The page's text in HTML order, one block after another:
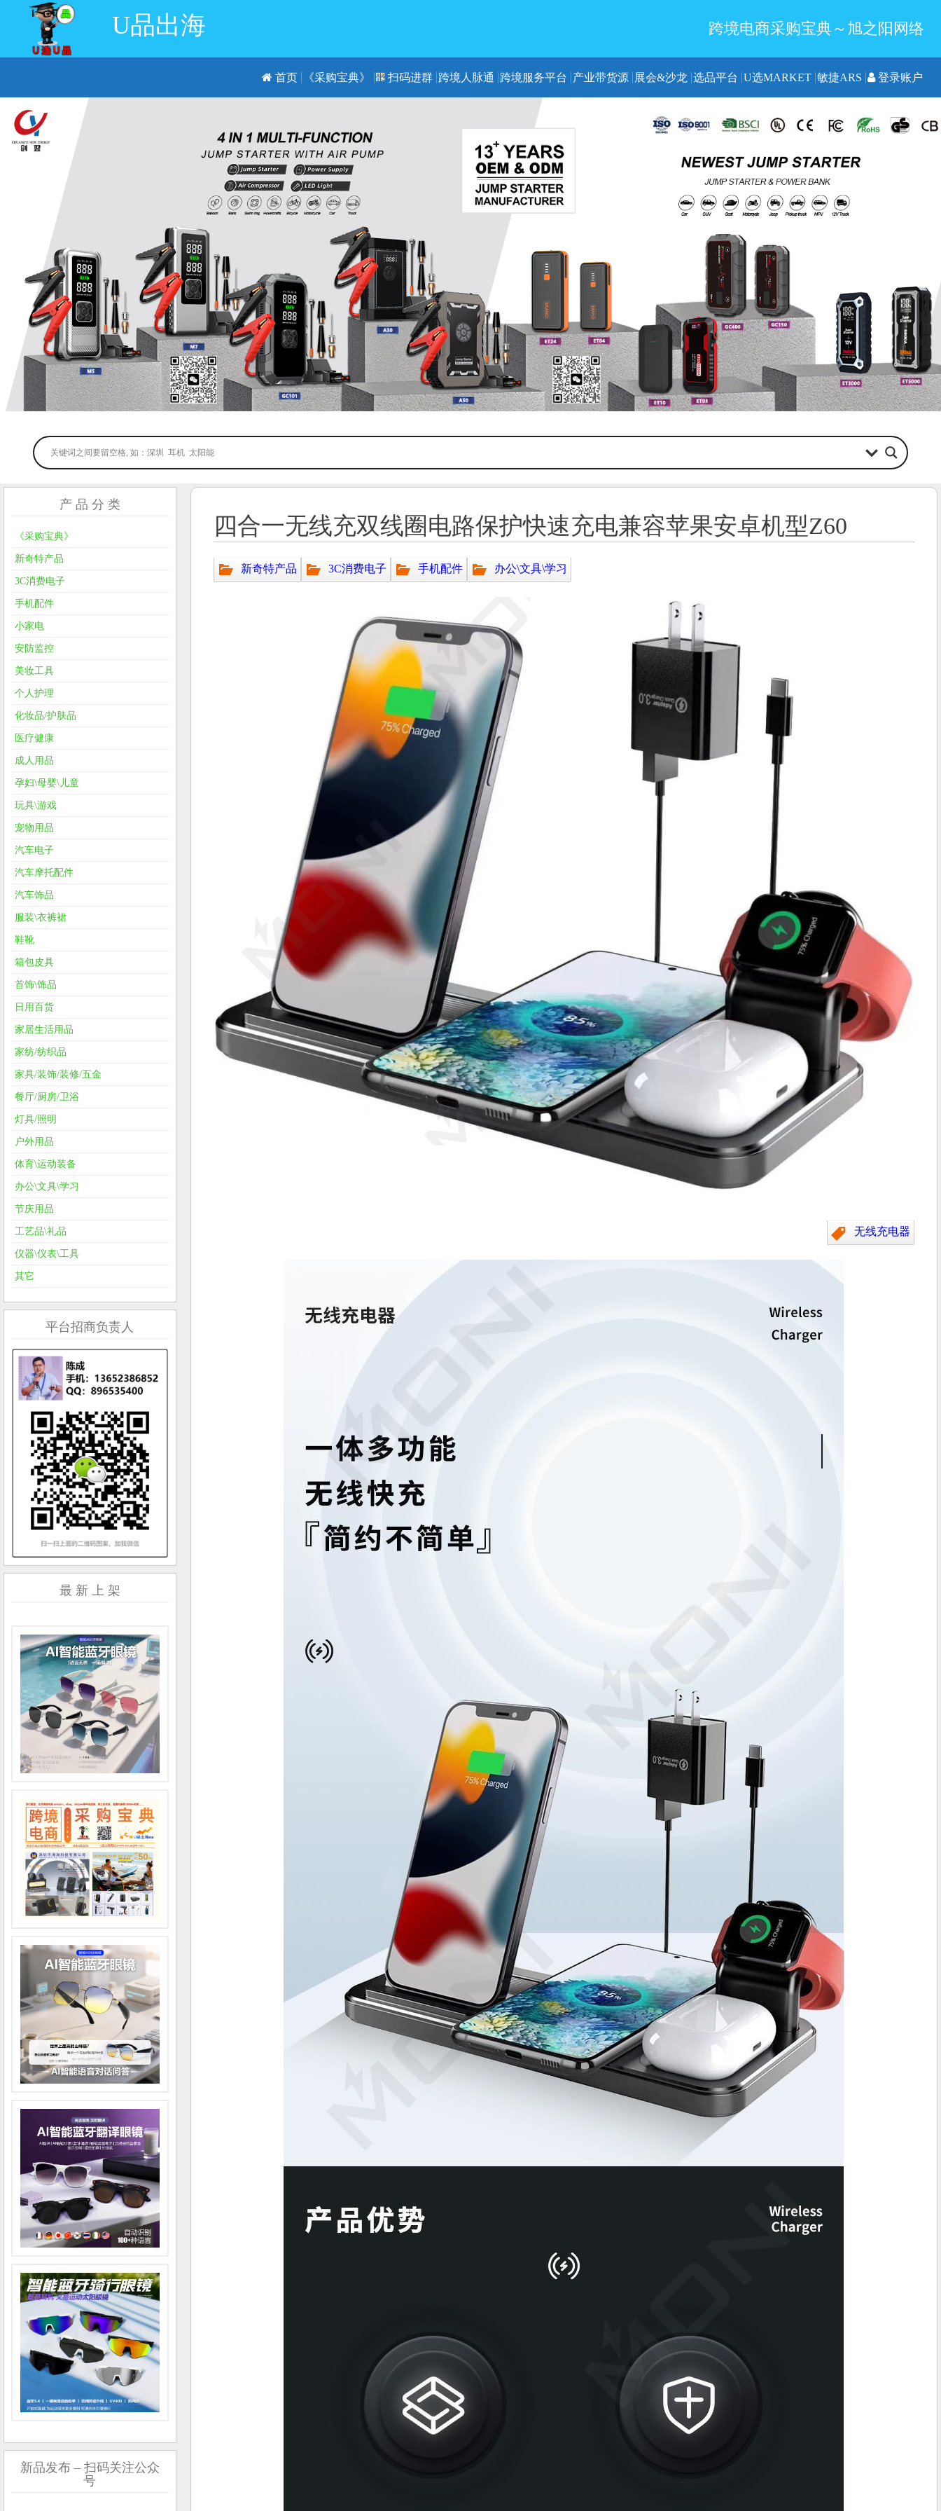
U品出海 跨境电商采购宝典～旭之阳网络
首页 《采购宝典》 扫码进群 跨境人脉通 跨境服务平台 产业带货源 展会&沙龙 选品平台 U选MARKET 敏捷ARS 登录账户
四合一无线充双线圈电路保护快速充电兼容苹果安卓机型Z60
新奇特产品 3C消费电子 手机配件 办公\文具\学习
无线充电器
产 品 分 类
《采购宝典》
新奇特产品
3C消费电子
手机配件
小家电
安防监控
美妆工具
个人护理
化妆品/护肤品
医疗健康
成人用品
孕妇\母婴\儿童
玩具\游戏
宠物用品
汽车电子
汽车摩托配件
汽车饰品
服装\衣裤裙
鞋靴
箱包皮具
首饰\饰品
日用百货
家居生活用品
家纺/纺织品
家具/装饰/装修/五金
餐厅/厨房/卫浴
灯具/照明
户外用品
体育\运动装备
办公\文具\学习
节庆用品
工艺品\礼品
仪器\仪表\工具
其它
平台招商负责人
最 新 上 架
新品发布 – 扫码关注公众
号